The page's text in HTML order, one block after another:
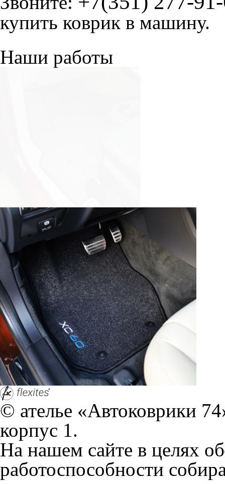
купить коврик в машину.
Наши работы
© ателье «Автоковрики
корпус 1.
На нашем сайте в целях
работоспособности
персональных данных,
браузером. Это,
и т.д. Если Вы
согласие на обработку
Положении по обработке
+7 (351) 277 91 67